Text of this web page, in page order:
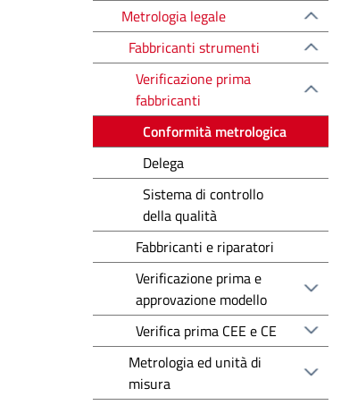
Metrologia legale
Fabbricanti strumenti
Verificazione prima
fabbricanti
Conformità metrologica
Delega
Sistema di controllo
della qualità
Fabbricanti e riparatori
Verificazione prima e
approvazione modello
Verifica prima CEE e CE
Metrologia ed unità di
misura